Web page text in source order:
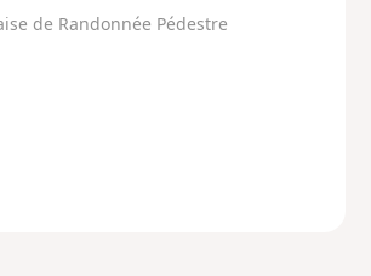
de Randonnée Pédestre